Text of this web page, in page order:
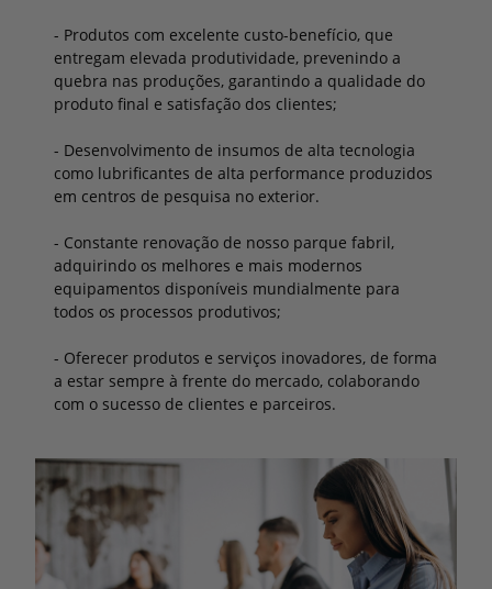
- Produtos com excelente custo-benefício, que
entregam elevada produtividade, prevenindo a
quebra nas produções, garantindo a qualidade do
produto final e satisfação dos clientes;
- Desenvolvimento de insumos de alta tecnologia
como lubrificantes de alta performance produzidos
em centros de pesquisa no exterior.
- Constante renovação de nosso parque fabril,
adquirindo os melhores e mais modernos
equipamentos disponíveis mundialmente para
todos os processos produtivos;
- Oferecer produtos e serviços inovadores, de forma
a estar sempre à frente do mercado, colaborando
com o sucesso de clientes e parceiros.